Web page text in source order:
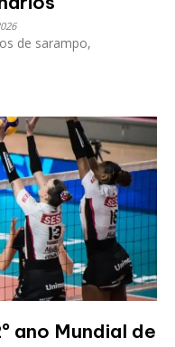
de sarampo,
ano Mundial de